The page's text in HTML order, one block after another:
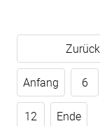
Zurück
Anfang 6
12 Ende